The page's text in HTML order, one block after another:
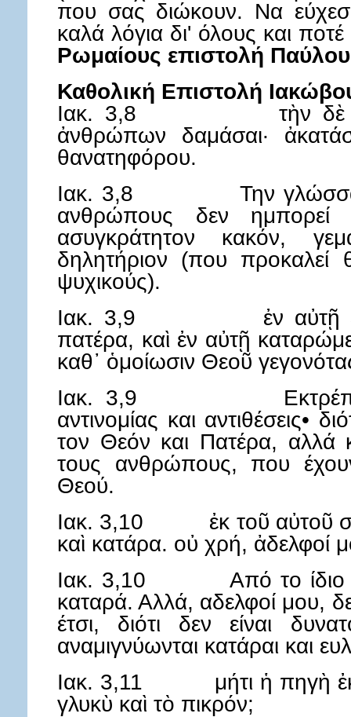
που σας διώκουν. Να
καλά λόγια δι' όλους και
Ρωμαίους επιστολή
Καθολική Επιστολή
Ιακ. 3,8 τὴν δὲ
ἀνθρώπων δαμάσαι·
θανατηφόρου.
Ιακ. 3,8 Την γλώσσαν
ανθρώπους δεν
ασυγκράτητον κακόν,
δηλητήριον (που προκαλεί
ψυχικούς).
Ιακ. 3,9 ἐν αὐτῇ
πατέρα, καὶ ἐν αὐτῇ
καθ᾿ ὁμοίωσιν Θεοῦ
Ιακ. 3,9 Εκτρέπεται
αντινομίας και αντιθέσεις•
τον Θεόν και Πατέρα, αλλά
τους ανθρώπους, που
Θεού.
Ιακ. 3,10 ἐκ τοῦ αὐτοῦ
καὶ κατάρα. οὐ χρή, ἀδελφοί
Ιακ. 3,10 Από το ίδιο
καταρά. Αλλά, αδελφοί μου,
έτσι, διότι δεν είναι
αναμιγνύωνται κατάραι και
Ιακ. 3,11 μήτι ἡ πηγὴ ἐκ
γλυκὺ καὶ τὸ πικρόν;